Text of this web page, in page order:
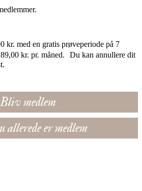
kr. med en gratis prøveperiode på 7
kr. pr. måned. Du kan annullere dit
Bliv medlem
allerede er medlem